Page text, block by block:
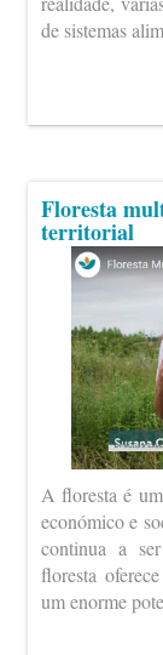
de sistemas
Floresta
territorial
A floresta é
económico e
continua a
floresta
um enorme